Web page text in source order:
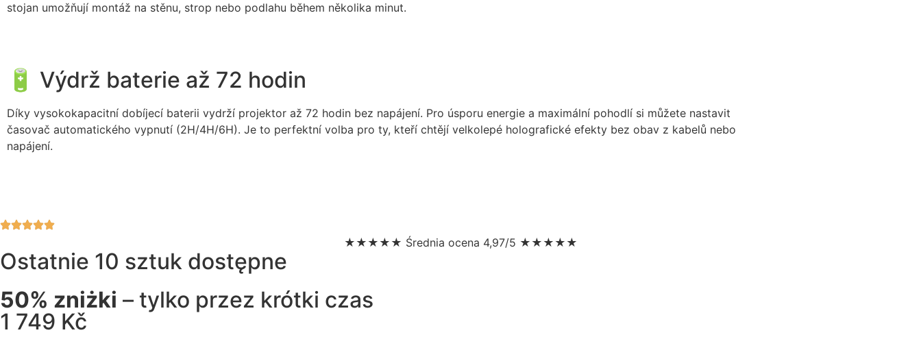
stojan umožňují montáž na stěnu, strop nebo podlahu během několika minut.
🔋 Výdrž baterie až 72 hodin
Díky vysokokapacitní dobíjecí baterii vydrží projektor až 72 hodin bez napájení. Pro úsporu energie a maximální pohodlí si můžete nastavit
časovač automatického vypnutí (2H/4H/6H). Je to perfektní volba pro ty, kteří chtějí velkolepé holografické efekty bez obav z kabelů nebo
napájení.
★★★★★ Średnia ocena 4,97/5 ★★★★★
Ostatnie 10 sztuk dostępne
50% zniżki – tylko przez krótki czas
1 749 Kč